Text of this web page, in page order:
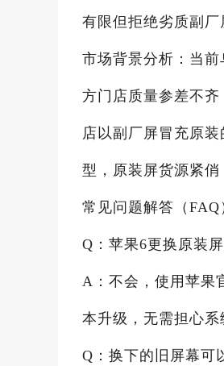
有限但拒绝劣质副厂
市场背景分析：当
方门店质量参差不
店以副厂屏冒充原
型，原装屏货源紧俏
常见问题解答（FAQ
Q：苹果6更换原装
A：不会，使用苹果
本升级，无需担心系
Q：换下的旧屏幕可